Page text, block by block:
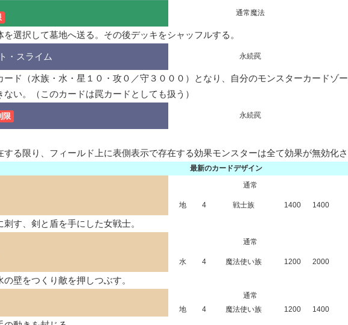
通常魔法
選択して墓地へ送る。その後デッキをシャッフルする。
・スライム 永続罠
ド（水族・水・星１０・攻０／守３０００）となり、自分のモンスターカードゾ
い。（このカードは罠カードとしても扱う）
限 永続罠
る限り、フィールド上に表側表示で存在する効果モンスターは全て効果が無効化さ
最新のカードデザイン
通常
地 4 戦士族 1400 1400
す、剣と盾を手にした女戦士。
通常
水 4 魔法使い族 1200 2000
壁をつくり敵を押しつぶす。
通常
地
4 魔法使い族 1200 1400